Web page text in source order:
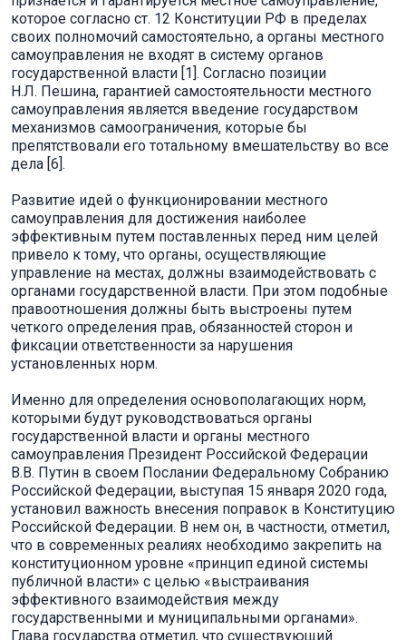
которое согласно ст. 12 Конституции РФ в пределах
своих полномочий самостоятельно, а органы местного
самоуправления не входят в систему органов
государственной власти [1]. Согласно позиции
Н.Л. Пешина, гарантией самостоятельности местного
самоуправления является введение государством
механизмов самоограничения, которые бы
препятствовали его тотальному вмешательству во все
дела [6].
Развитие идей о функционировании местного
самоуправления для достижения наиболее
эффективным путем поставленных перед ним целей
привело к тому, что органы, осуществляющие
управление на местах, должны взаимодействовать с
органами государственной власти. При этом подобные
правоотношения должны быть выстроены путем
четкого определения прав, обязанностей сторон и
фиксации ответственности за нарушения
установленных норм.
Именно для определения основополагающих норм,
которыми будут руководствоваться органы
государственной власти и органы местного
самоуправления Президент Российской Федерации
В.В. Путин в своем Послании Федеральному Собранию
Российской Федерации, выступая 15 января 2020 года,
установил важность внесения поправок в Конституцию
Российской Федерации. В нем он, в частности, отметил,
что в современных реалиях необходимо закрепить на
конституционном уровне «принцип единой системы
публичной власти» с целью «выстраивания
эффективного взаимодействия между
государственными и муниципальными органами».
Глава государства отметил, что существующий